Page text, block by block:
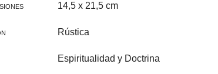
PAPA FRANCISCO
ÁLVARO DEL PORTILLO
VOCACIONES
14,5 x 21,5 cm
Rústica
Espiritualidad y Doctrina